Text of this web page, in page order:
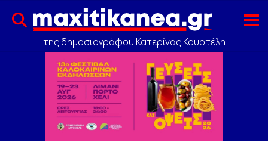
της δημοσιογράφου Κατερίνας Κουρτέλη